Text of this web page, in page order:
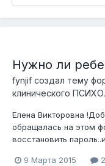
Нужно ли
fynjif создал тему
клинического
Елена Викторовна
обращалась на этом
восстановить
9 Марта 2015